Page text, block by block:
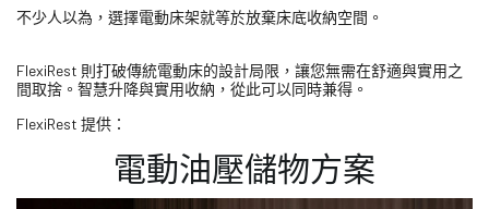
不少人以為，選擇電動床架就等於放棄床底收納空間。
FlexiRest 則打破傳統電動床的設計局限，讓您無需在舒適與實用之
間取捨。智慧升降與實用收納，從此可以同時兼得。
FlexiRest 提供：
電動油壓儲物方案